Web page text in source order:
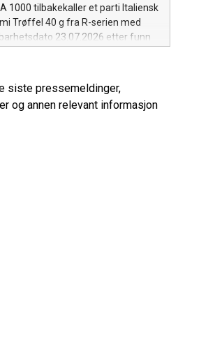
1000 tilbakekaller et parti Italiensk
Trøffel 40 g fra R-serien med
23.07.2026 etter funn
siste pressemeldinger,
og annen relevant informasjon